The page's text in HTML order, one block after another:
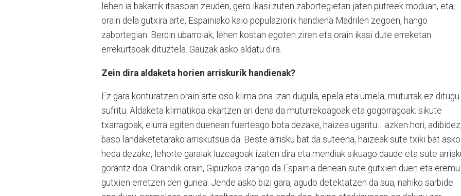
lehen ia bakarrik itsasoan zeuden, gero ikasi zuten zabortegietan jaten putreek moduan, eta,
orain dela gutxira arte, Espainiako kaio populaziorik handiena Madrilen zegoen, hango
zabortegian. Berdin ubarroiak, lehen kostan egoten ziren eta orain ikasi dute erreketan
errekurtsoak dituztela. Gauzak asko aldatu dira.
Zein dira aldaketa horien arriskurik handienak?
Ez gara konturatzen orain arte oso klima ona izan dugula, epela eta umela; muturrak ez ditugu
sufritu. Aldaketa klimatikoa ekartzen ari dena da muturrekoagoak eta gogorragoak: sikute
txarragoak, elurra egiten duenean fuerteago bota dezake, haizea ugaritu… azken hori,
baso landaketetarako arriskutsua da. Beste arrisku bat da suteena, haizeak sute txiki bat asko
heda dezake, lehorte garaiak luzeagoak izaten dira eta mendiak sikuago daude eta sute
gorantz doa. Oraindik orain, Gipuzkoa izango da Espainia denean sute gutxien duen eta eremu
gutxien erretzen den gunea. Jende asko bizi gara, agudo detektatzen da sua, nahiko sarbide